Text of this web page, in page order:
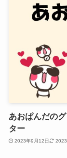
あおぱんだの
ター
2023年9月12日